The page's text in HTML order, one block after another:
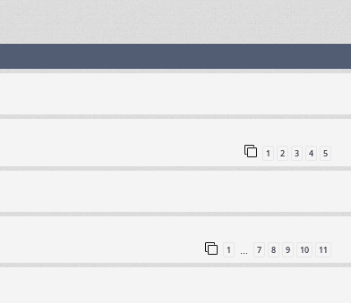
1 2 3 4 5
1 7 8 9 10 11